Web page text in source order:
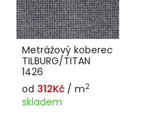
Metrážový koberec
TILBURG/TITAN
1426
od 312Kč / m2
skladem